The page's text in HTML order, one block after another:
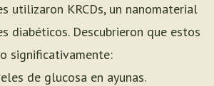
utilizaron KRCDs, un nanomaterial
diabéticos. Descubrieron que estos
significativamente:
de glucosa en ayunas.